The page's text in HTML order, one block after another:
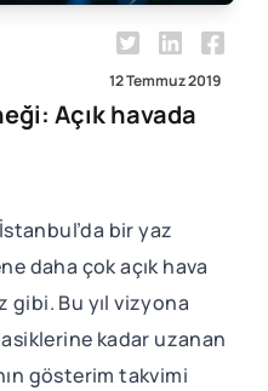
12 Temmuz 2019
Açık havada
bir yaz
daha çok açık hava
gibi. Bu yıl vizyona
kadar uzanan
gösterim takvimi